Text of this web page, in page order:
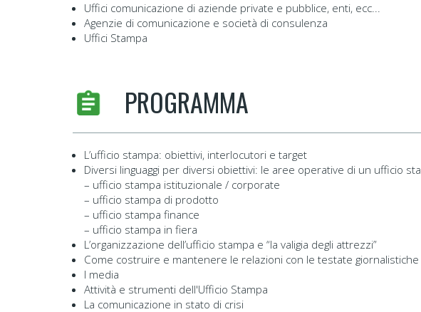
Uffici comunicazione di aziende private e pubblice, enti, ecc...
Agenzie di comunicazione e società di consulenza
Uffici Stampa
PROGRAMMA
L’ufficio stampa: obiettivi, interlocutori e target
Diversi linguaggi per diversi obiettivi: le aree operative di un ufficio
– ufficio stampa istituzionale / corporate
– ufficio stampa di prodotto
– ufficio stampa finance
– ufficio stampa in fiera
L’organizzazione dell’ufficio stampa e “la valigia degli attrezzi”
Come costruire e mantenere le relazioni con le testate giornalistiche
I media
Attività e strumenti dell'Ufficio Stampa
La comunicazione in stato di crisi